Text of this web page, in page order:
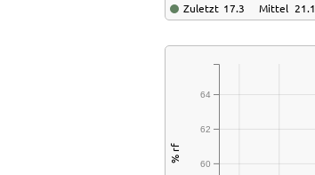
Zuletzt 17.3 Mittel 21.1
60
62
64
% rf